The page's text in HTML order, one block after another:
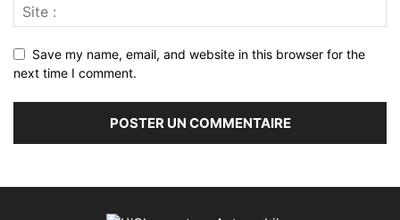
Save my name, email, and website in this browser for the
next time I comment.